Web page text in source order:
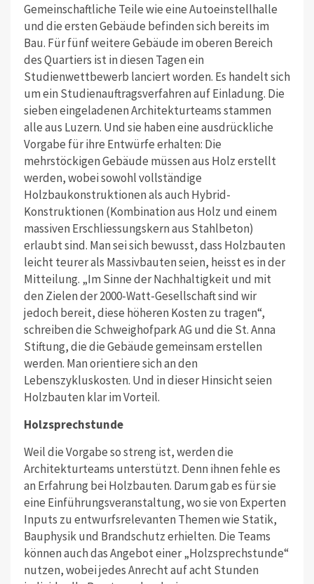
Gemeinschaftliche Teile wie eine Autoeinstellhalle
und die ersten Gebäude befinden sich bereits im
Bau. Für fünf weitere Gebäude im oberen Bereich
des Quartiers ist in diesen Tagen ein
Studienwettbewerb lanciert worden. Es handelt sich
um ein Studienauftragsverfahren auf Einladung. Die
sieben eingeladenen Architekturteams stammen
alle aus Luzern. Und sie haben eine ausdrückliche
Vorgabe für ihre Entwürfe erhalten: Die
mehrstöckigen Gebäude müssen aus Holz erstellt
werden, wobei sowohl vollständige
Holzbaukonstruktionen als auch Hybrid-
Konstruktionen (Kombination aus Holz und einem
massiven Erschliessungskern aus Stahlbeton)
erlaubt sind. Man sei sich bewusst, dass Holzbauten
leicht teurer als Massivbauten seien, heisst es in der
Mitteilung. „Im Sinne der Nachhaltigkeit und mit
den Zielen der 2000-Watt-Gesellschaft sind wir
jedoch bereit, diese höheren Kosten zu tragen“,
schreiben die Schweighofpark AG und die St. Anna
Stiftung, die die Gebäude gemeinsam erstellen
werden. Man orientiere sich an den
Lebenszykluskosten. Und in dieser Hinsicht seien
Holzbauten klar im Vorteil.
Holzsprechstunde
Weil die Vorgabe so streng ist, werden die
Architekturteams unterstützt. Denn ihnen fehle es
an Erfahrung bei Holzbauten. Darum gab es für sie
eine Einführungsveranstaltung, wo sie von Experten
Inputs zu entwurfsrelevanten Themen wie Statik,
Bauphysik und Brandschutz erhielten. Die Teams
können auch das Angebot einer „Holzsprechstunde“
nutzen, wobei jedes Anrecht auf acht Stunden